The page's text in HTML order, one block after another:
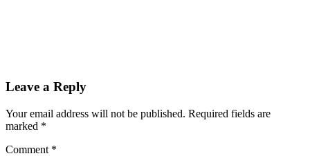
Leave a Reply
Your email address will not be published. Required fields are
marked *
Comment *